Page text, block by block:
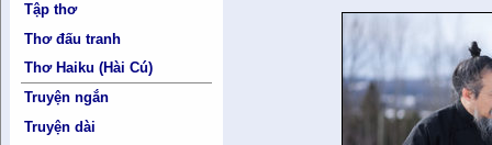
Tập thơ
Thơ đấu tranh
Thơ Haiku (Hài Cú)
Truyện ngắn
Truyện dài